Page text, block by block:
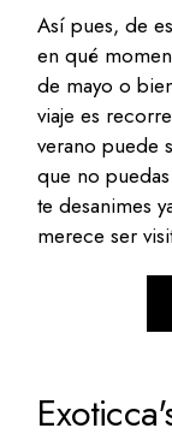
Así pues, de
en qué
de mayo o
viaje es
verano puede
que no
te desanimes
merece ser